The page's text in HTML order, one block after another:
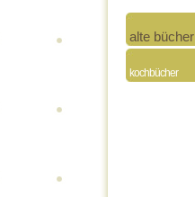
alte bücher
kochbücher